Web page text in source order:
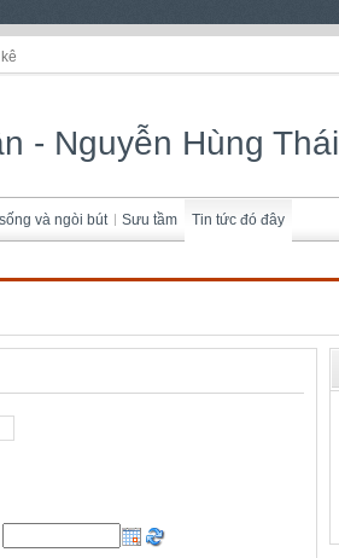
- Nguyễn Hùng Thái
và ngòi bút Sưu tầm Tin tức đó đây